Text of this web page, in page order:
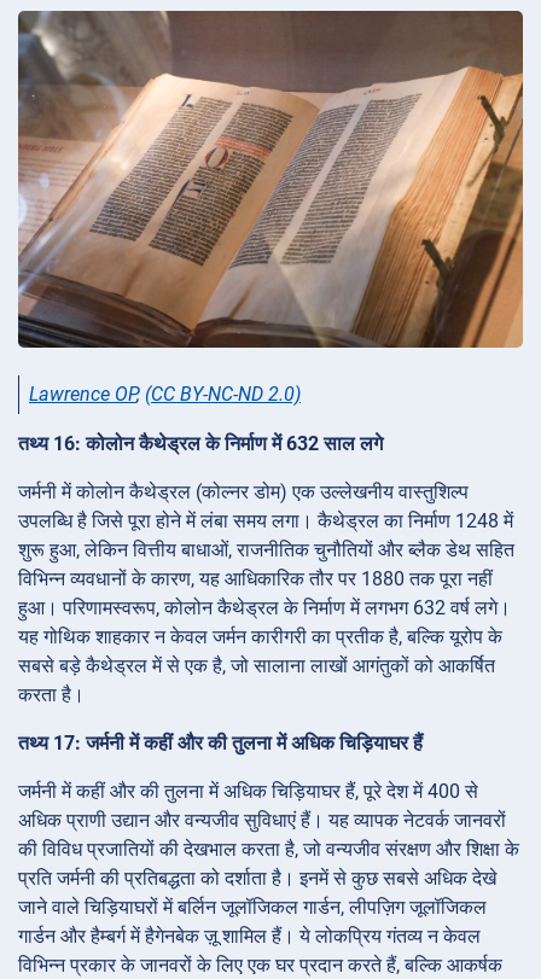
Lawrence OP, (CC BY-NC-ND 2.0)
तथ्य 16: कोलोन कैथेड्रल के निर्माण में 632 साल लगे
जर्मनी में कोलोन कैथेड्रल (कोल्नर डोम) एक उल्लेखनीय वास्तुशिल्प
उपलब्धि है जिसे पूरा होने में लंबा समय लगा। कैथेड्रल का निर्माण 1248 में
शुरू हुआ, लेकिन वित्तीय बाधाओं, राजनीतिक चुनौतियों और ब्लैक डेथ सहित
विभिन्न व्यवधानों के कारण, यह आधिकारिक तौर पर 1880 तक पूरा नहीं
हुआ। परिणामस्वरूप, कोलोन कैथेड्रल के निर्माण में लगभग 632 वर्ष लगे।
यह गोथिक शाहकार न केवल जर्मन कारीगरी का प्रतीक है, बल्कि यूरोप के
सबसे बड़े कैथेड्रल में से एक है, जो सालाना लाखों आगंतुकों को आकर्षित
करता है।
तथ्य 17: जर्मनी में कहीं और की तुलना में अधिक चिड़ियाघर हैं
जर्मनी में कहीं और की तुलना में अधिक चिड़ियाघर हैं, पूरे देश में 400 से
अधिक प्राणी उद्यान और वन्यजीव सुविधाएं हैं। यह व्यापक नेटवर्क जानवरों
की विविध प्रजातियों की देखभाल करता है, जो वन्यजीव संरक्षण और शिक्षा के
प्रति जर्मनी की प्रतिबद्धता को दर्शाता है। इनमें से कुछ सबसे अधिक देखे
जाने वाले चिड़ियाघरों में बर्लिन जूलॉजिकल गार्डन, लीपज़िग जूलॉजिकल
गार्डन और हैम्बर्ग में हैगेनबेक ज़ू शामिल हैं। ये लोकप्रिय गंतव्य न केवल
विभिन्न प्रकार के जानवरों के लिए एक घर प्रदान करते हैं, बल्कि आकर्षक